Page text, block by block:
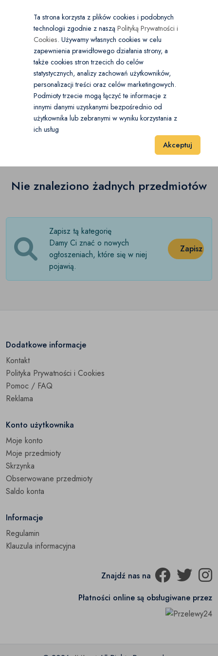
Wybierz kategorię
Pielęgnacja ciała(0)
Prysznic i kąpiel(0)
Dezodoranty i antyperspiranty
Pielęgnacja rąk i stóp(0)
Pozostałe(0)
×
Kraj PL
PLN
Zdrowie i Uroda Ciało Pielęgnacja ciała
Pielęgnacja ciała (0)
20 60
Nie znaleziono żadnych przedmiotów
Zapisz tą kategorię
Damy Ci znać o nowych
ogłoszeniach, które się w niej
pojawią.
Zapisz
Dodatkowe informacje
Kontakt
Polityka Prywatności i Cookies
Pomoc / FAQ
Reklama
Konto użytkownika
Moje konto
Moje przedmioty
Skrzynka
Obserwowane przedmioty
Saldo konta
Informacje
Regulamin
Klauzula informacyjna
Znajdź nas na
Płatności online są obsługiwane przez
Ta strona korzysta z plików cookies i podobnych
technologii zgodnie z nasząPolityką Prywatności i
Cookies. Używamy własnych cookies w celu
zapewnienia prawidłowego działania strony, a
także cookies stron trzecich do celów
statystycznych, analizy zachowań użytkowników,
personalizacji treści oraz celów marketingowych.
Podmioty trzecie mogą łączyć te informacje z
innymi danymi uzyskanymi bezpośrednio od
użytkownika lub zebranymi w wyniku korzystania z
ich usług
Akceptuj